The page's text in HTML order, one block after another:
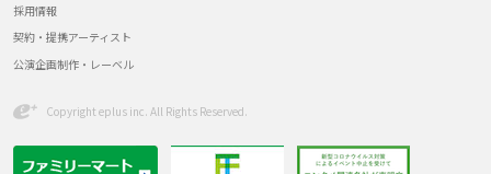
採用情報
契約・提携アーティスト
公演企画制作・レーベル
Copyright eplus inc. All Rights Reserved.